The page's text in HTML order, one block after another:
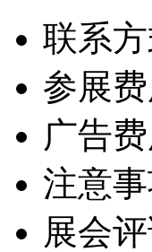
联系
参展费
广告费
注意
展会